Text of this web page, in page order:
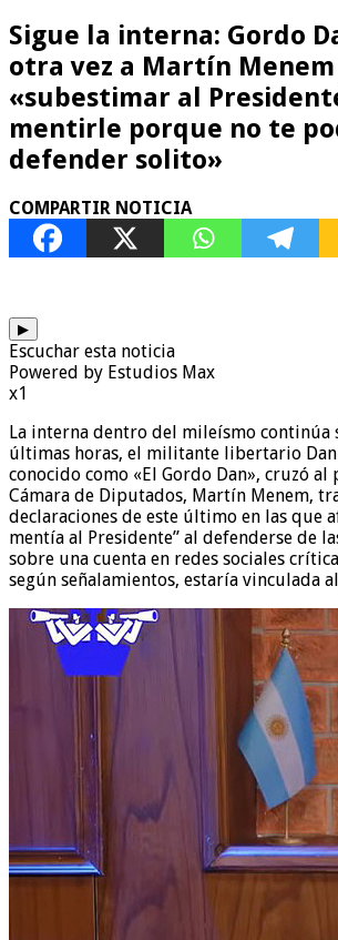
Sigue la interna: Gordo
otra vez a Martín
«subestimar al
mentirle porque no te
defender solito»
COMPARTIR NOTICIA
▶
Escuchar esta noticia
Powered by Estudios Max
x1
La interna dentro del mileísmo continúa
últimas horas, el militante libertario
conocido como «El Gordo Dan», cruzó al
Cámara de Diputados, Martín Menem,
declaraciones de este último en las que
mentía al Presidente” al defenderse de
sobre una cuenta en redes sociales
según señalamientos, estaría vinculada